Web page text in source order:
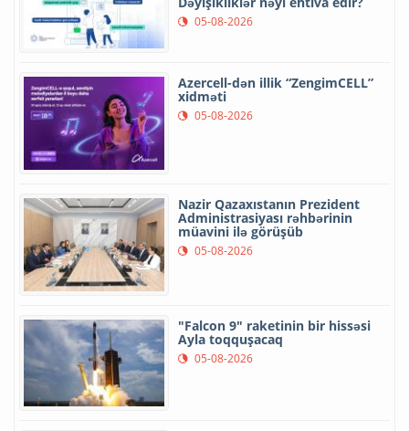
05-08-2026
Azercell-dən illik “ZengimCELL”
xidməti
05-08-2026
Nazir Qazaxıstanın Prezident
Administrasiyası rəhbərinin
müavini ilə görüşüb
05-08-2026
"Falcon 9" raketinin bir hissəsi
Ayla toqquşacaq
05-08-2026